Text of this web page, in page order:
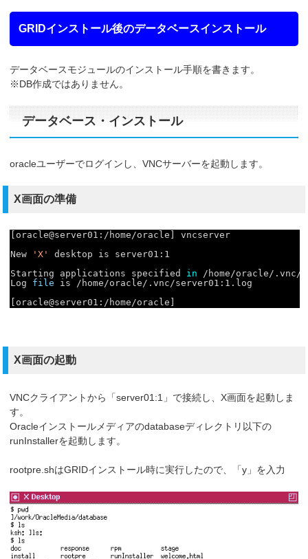
GRIDインストール後のデータベースインストール
データベースモジュールのインストール手順を書きます。
※DB作成ではありません。
データベース・インストール
oracleユーザーでログインし、VNCサーバーを起動します。
X画面の準備
[oracle@server01: /home/oracle ] vncserver
New
'X'
desktop is server01:1
Starting applications specified in /home/oracle/ .vnc /
Log file is /home/oracle/ .vnc /server01 :1.log
[oracle@server01: /home/oracle
X画面の起動
VNCクライアントから「server01:1」で接続し、X画面を起動しま
す。
Oracleインストールメディアのdatabaseディレクトリ以下の
runInstallerを起動します。
rootpre.shはGRIDインストール時に実行したので、「y」を入力